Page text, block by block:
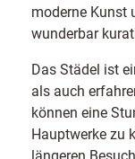
moderne Kunst
wunderbar
Das Städel ist
als auch
können eine
Hauptwerke zu
längeren